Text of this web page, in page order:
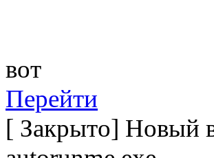
вот
Перейти
[ Закрыто] Новый